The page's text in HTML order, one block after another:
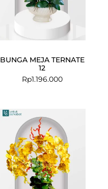
BUNGA MEJA TERNATE
12
Rp1.196.000